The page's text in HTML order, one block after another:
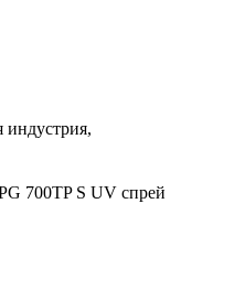
индустрия,
700TP S UV спрей